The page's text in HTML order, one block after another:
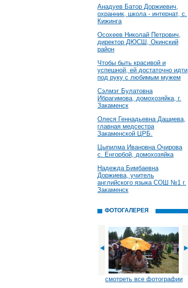
Анадуев Батор Доржиевич,
охранник, школа - интернат, с.
Кижинга
Осохеев Николай Петрович,
директор ДЮСШ, Окинский
район
Чтобы быть красивой и
успешной, ей достаточно идти
под руку с любимым мужем
Сэлмэг Булатовна
Ибрагимова, домохозяйка, г.
Закаменск
Олеся Геннадьевна Дашиева,
главная медсестра
Закаменской ЦРБ.
Цыпилма Ивановна Очирова
с. Енгорбой, домохозяйка
Надежда Бимбаевна
Доржиева, учитель
английского языка СОШ №1 г.
Закаменск
ФОТОГАЛЕРЕЯ
смотреть все фотографии